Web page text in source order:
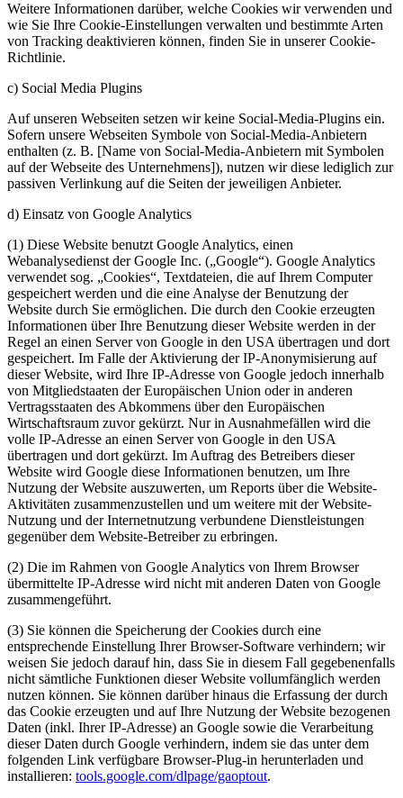
Weitere Informationen darüber, welche Cookies wir verwenden und
wie Sie Ihre Cookie-Einstellungen verwalten und bestimmte Arten
von Tracking deaktivieren können, finden Sie in unserer Cookie-
Richtlinie.
c) Social Media Plugins
Auf unseren Webseiten setzen wir keine Social-Media-Plugins ein.
Sofern unsere Webseiten Symbole von Social-Media-Anbietern
enthalten (z. B. [Name von Social-Media-Anbietern mit Symbolen
auf der Webseite des Unternehmens]), nutzen wir diese lediglich zur
passiven Verlinkung auf die Seiten der jeweiligen Anbieter.
d) Einsatz von Google Analytics
(1) Diese Website benutzt Google Analytics, einen
Webanalysedienst der Google Inc. („Google“). Google Analytics
verwendet sog. „Cookies“, Textdateien, die auf Ihrem Computer
gespeichert werden und die eine Analyse der Benutzung der
Website durch Sie ermöglichen. Die durch den Cookie erzeugten
Informationen über Ihre Benutzung dieser Website werden in der
Regel an einen Server von Google in den USA übertragen und dort
gespeichert. Im Falle der Aktivierung der IP-Anonymisierung auf
dieser Website, wird Ihre IP-Adresse von Google jedoch innerhalb
von Mitgliedstaaten der Europäischen Union oder in anderen
Vertragsstaaten des Abkommens über den Europäischen
Wirtschaftsraum zuvor gekürzt. Nur in Ausnahmefällen wird die
volle IP-Adresse an einen Server von Google in den USA
übertragen und dort gekürzt. Im Auftrag des Betreibers dieser
Website wird Google diese Informationen benutzen, um Ihre
Nutzung der Website auszuwerten, um Reports über die Website-
Aktivitäten zusammenzustellen und um weitere mit der Website-
Nutzung und der Internetnutzung verbundene Dienstleistungen
gegenüber dem Website-Betreiber zu erbringen.
(2) Die im Rahmen von Google Analytics von Ihrem Browser
übermittelte IP-Adresse wird nicht mit anderen Daten von Google
zusammengeführt.
(3) Sie können die Speicherung der Cookies durch eine
entsprechende Einstellung Ihrer Browser-Software verhindern; wir
weisen Sie jedoch darauf hin, dass Sie in diesem Fall gegebenenfalls
nicht sämtliche Funktionen dieser Website vollumfänglich werden
nutzen können. Sie können darüber hinaus die Erfassung der durch
das Cookie erzeugten und auf Ihre Nutzung der Website bezogenen
Daten (inkl. Ihrer IP-Adresse) an Google sowie die Verarbeitung
dieser Daten durch Google verhindern, indem sie das unter dem
folgenden Link verfügbare Browser-Plug-in herunterladen und
installieren: tools.google.com/dlpage/gaoptout.